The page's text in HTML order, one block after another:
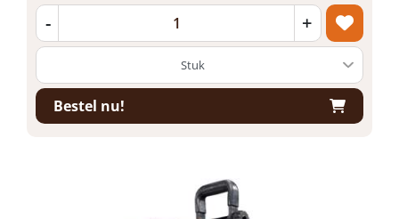
- +
Bestel nu!